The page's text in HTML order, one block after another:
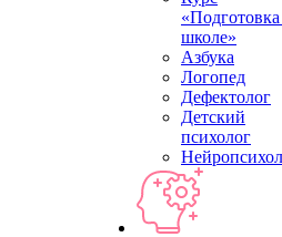
школе»
Азбука
Логопед
Дефектолог
Детский
психолог